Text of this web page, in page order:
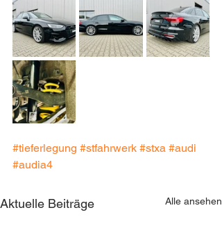
#tieferlegung #stfahrwerk #stxa #audi
#audia4
Aktuelle Beiträge Alle ansehen